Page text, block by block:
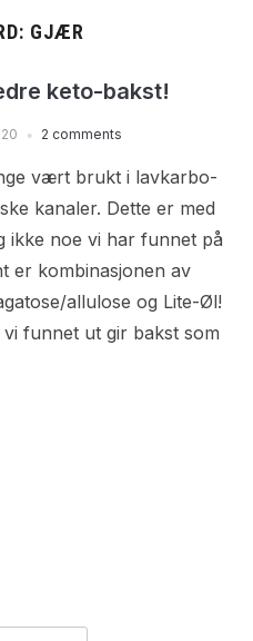
GJÆR
keto-bakst!
2 comments
vært brukt i lavkarbo-
kanaler. Dette er med
ikke noe vi har funnet på
er kombinasjonen av
allulose og Lite-Øl!
funnet ut gir bakst som